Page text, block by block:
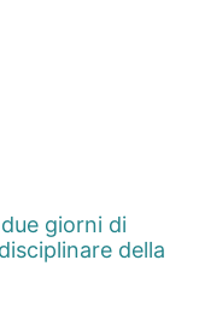
giorni di
della